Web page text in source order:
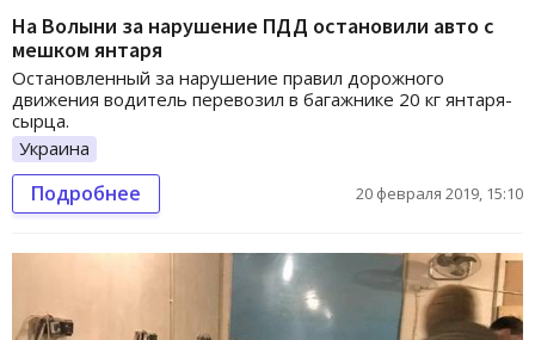
На Волыни за нарушение ПДД остановили авто с
мешком янтаря
Остановленный за нарушение правил дорожного
движения водитель перевозил в багажнике 20 кг янтаря-
сырца.
Украина
Подробнее 20 февраля 2019, 15:10